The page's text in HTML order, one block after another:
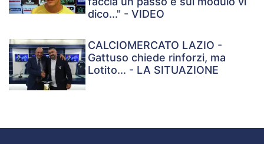
dico..." - VIDEO
CALCIOMERCATO LAZIO -
Gattuso chiede rinforzi, ma
Lotito... - LA SITUAZIONE